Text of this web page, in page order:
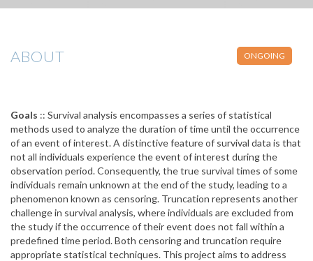
ONGOING
ABOUT
Goals :: Survival analysis encompasses a series of statistical
methods used to analyze the duration of time until the occurrence
of an event of interest. A distinctive feature of survival data is that
not all individuals experience the event of interest during the
observation period. Consequently, the true survival times of some
individuals remain unknown at the end of the study, leading to a
phenomenon known as censoring. Truncation represents another
challenge in survival analysis, where individuals are excluded from
the study if the occurrence of their event does not fall within a
predefined time period. Both censoring and truncation require
appropriate statistical techniques. This project aims to address